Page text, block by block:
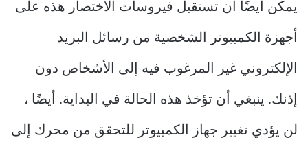
يمكن أيضًا أن تستقبل فيروسات الاختصار هذه على
أجهزة الكمبيوتر الشخصية من رسائل البريد
الإلكتروني غير المرغوب فيه إلى الأشخاص دون
إذنك. ينبغي أن تؤخذ هذه الحالة في البداية. أيضًا ،
لن يؤدي تغيير جهاز الكمبيوتر للتحقق من محرك إلى